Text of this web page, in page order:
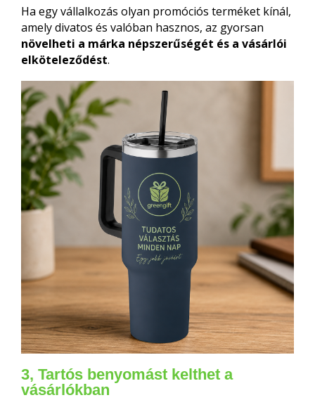
Ha egy vállalkozás olyan promóciós terméket kínál,
amely divatos és valóban hasznos, az gyorsan
növelheti a márka népszerűségét és a vásárlói
elköteleződést.
3, Tartós benyomást kelthet a
vásárlókban